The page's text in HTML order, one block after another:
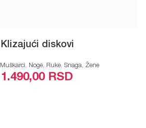
Klizajući diskovi
Muškarci, Noge, Ruke, Snaga, Žene
1.490,00 RSD